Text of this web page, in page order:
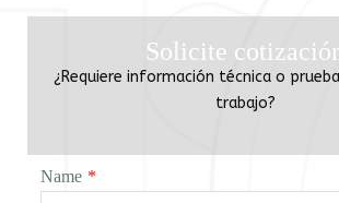
Solicite
¿Requiere información técnica o
trabajo?
Name *